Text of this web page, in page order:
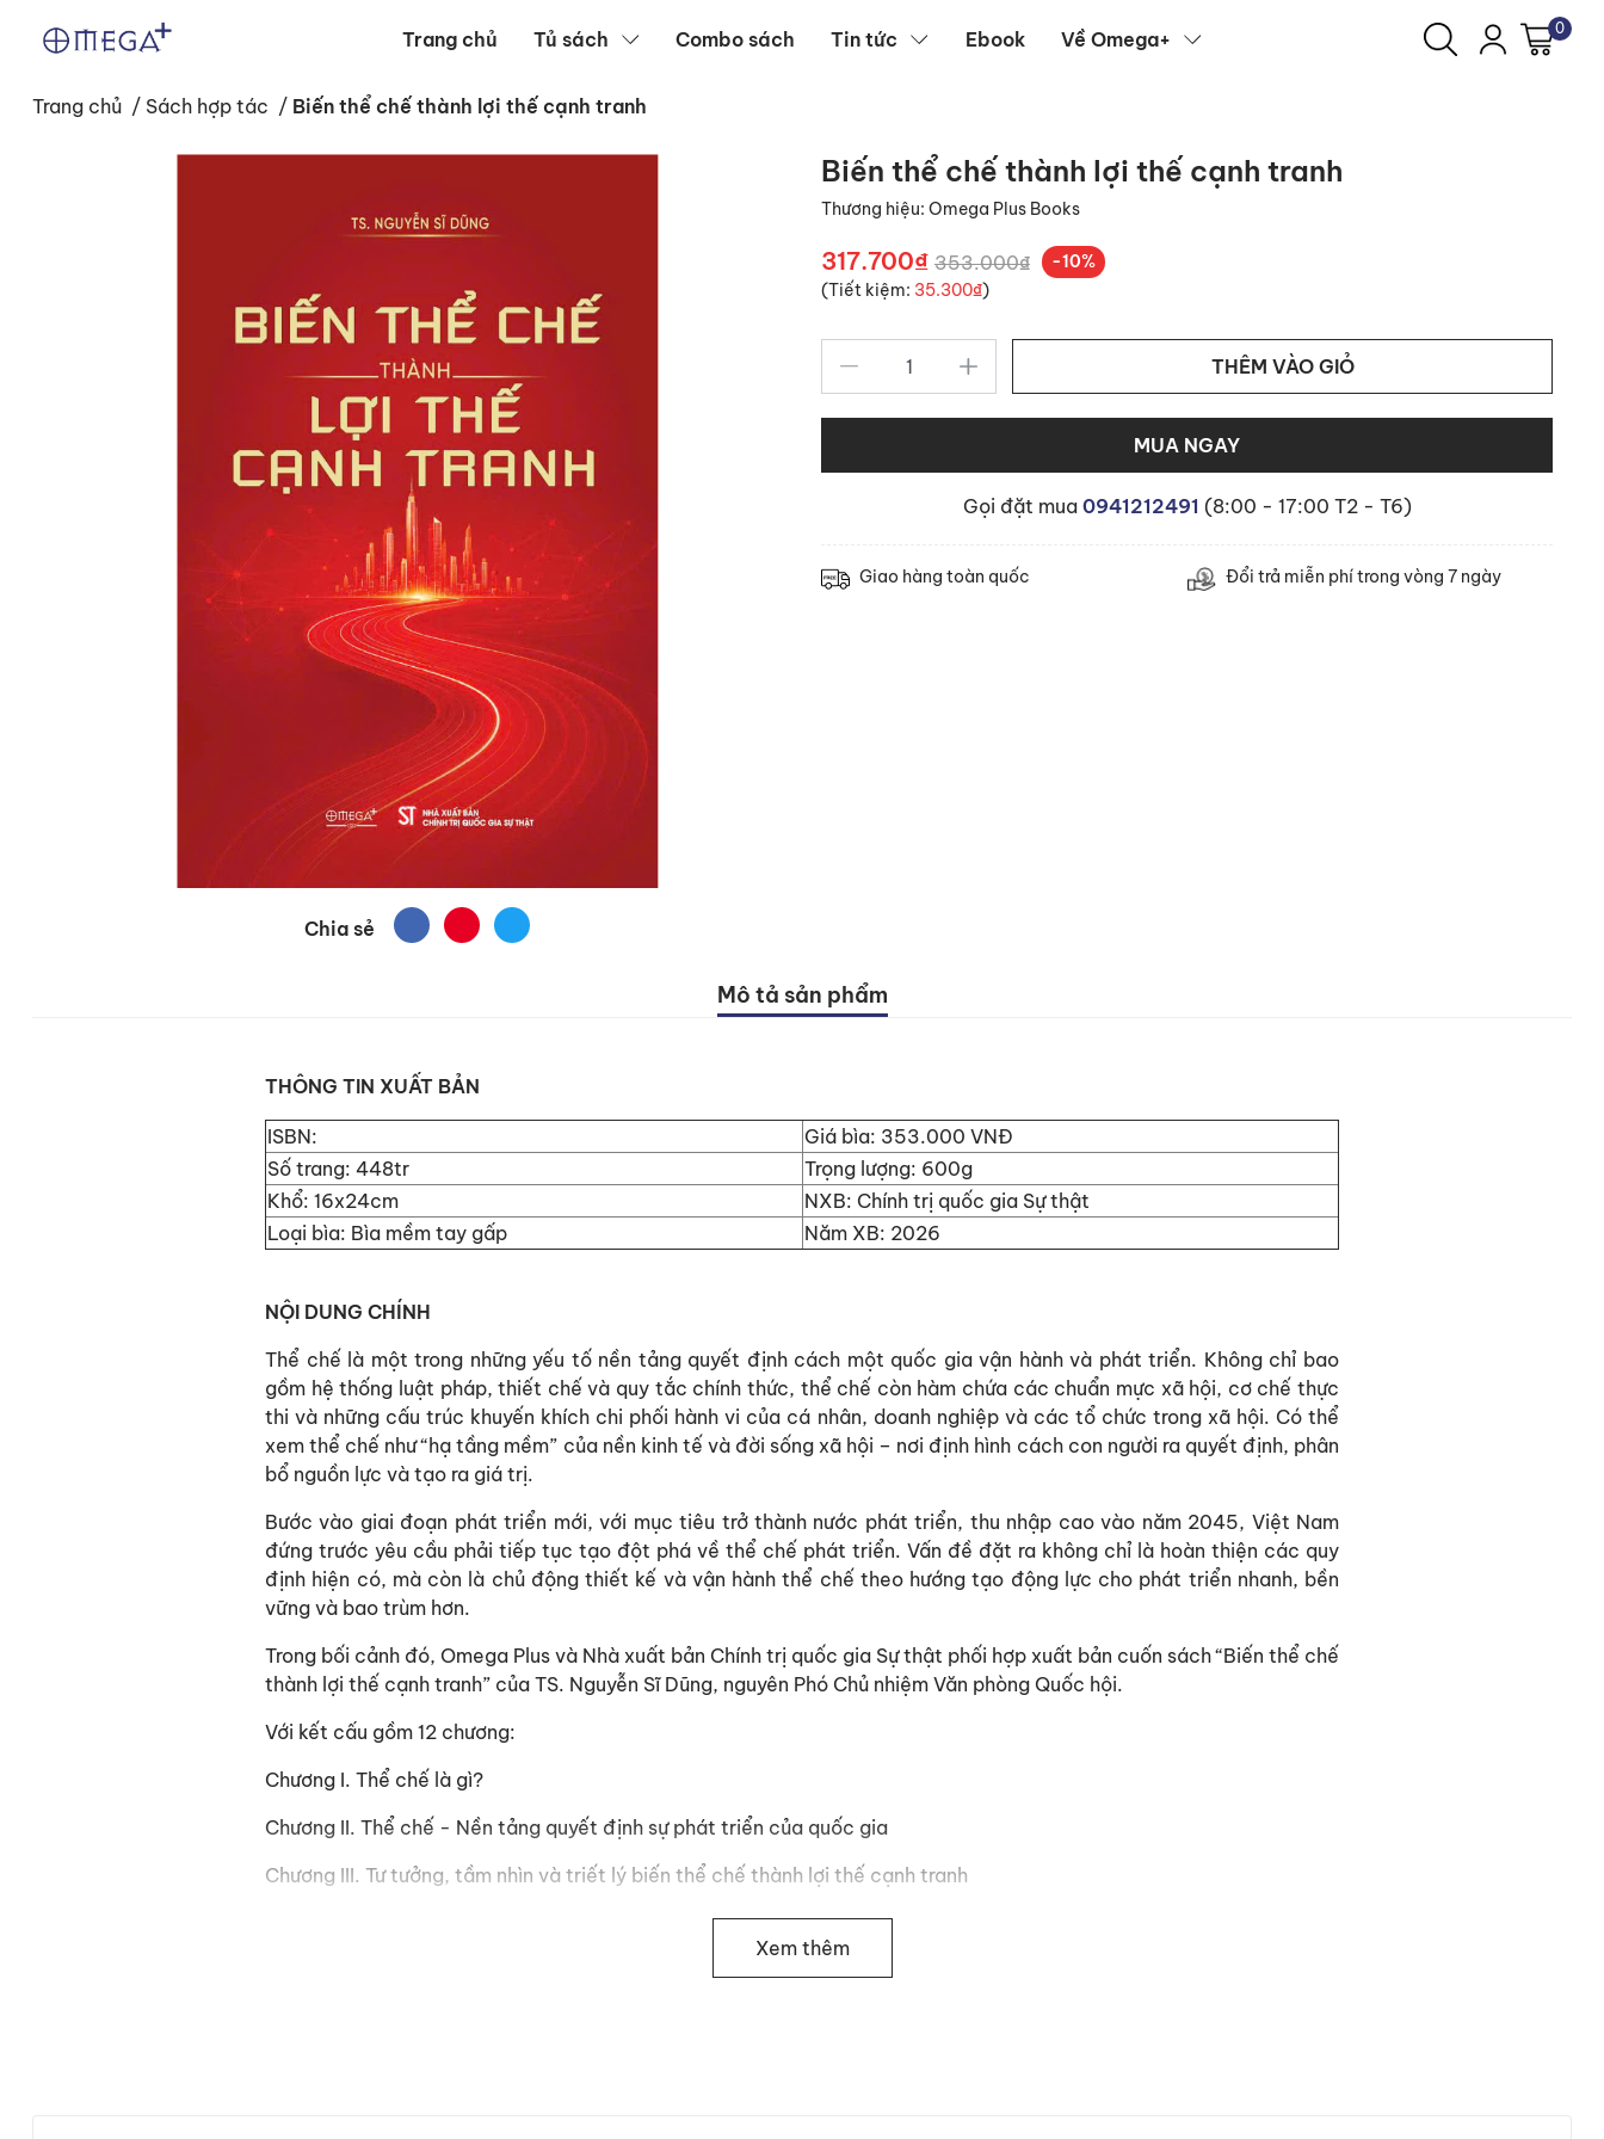
Trang chủ Tủ sách Combo sách Tin tức Ebook Về Omega+ 0
Trang chủ / Sách hợp tác / Biến thể chế thành lợi thế cạnh tranh
Chia sẻ
Biến thể chế thành lợi thế cạnh tranh
Thương hiệu: Omega Plus Books
317.700₫ 353.000₫
-10%
(Tiết kiệm: 35.300₫)
THÊM VÀO GIỎ
MUA NGAY
Gọi đặt mua 0941212491 (8:00 - 17:00 T2 - T6)
Giao hàng toàn quốc Đổi trả miễn phí trong vòng 7 ngày
Mô tả sản phẩm
THÔNG TIN XUẤT BẢN
ISBN:
Giá bìa: 353.000 VNĐ
Số trang: 448tr
Trọng lượng: 600g
Khổ: 16x24cm
NXB: Chính trị quốc gia Sự thật
Loại bìa: Bìa mềm tay gấp
Năm XB: 2026
NỘI DUNG CHÍNH
Thể chế là một trong những yếu tố nền tảng quyết định cách một quốc gia vận hành và phát triển. Không chỉ bao
gồm hệ thống luật pháp, thiết chế và quy tắc chính thức, thể chế còn hàm chứa các chuẩn mực xã hội, cơ chế thực
thi và những cấu trúc khuyến khích chi phối hành vi của cá nhân, doanh nghiệp và các tổ chức trong xã hội. Có thể
xem thể chế như “hạ tầng mềm” của nền kinh tế và đời sống xã hội – nơi định hình cách con người ra quyết định, phân
bổ nguồn lực và tạo ra giá trị.
Bước vào giai đoạn phát triển mới, với mục tiêu trở thành nước phát triển, thu nhập cao vào năm 2045, Việt Nam
đứng trước yêu cầu phải tiếp tục tạo đột phá về thể chế phát triển. Vấn đề đặt ra không chỉ là hoàn thiện các quy
định hiện có, mà còn là chủ động thiết kế và vận hành thể chế theo hướng tạo động lực cho phát triển nhanh, bền
vững và bao trùm hơn.
Trong bối cảnh đó, Omega Plus và Nhà xuất bản Chính trị quốc gia Sự thật phối hợp xuất bản cuốn sách “Biến thể chế
thành lợi thế cạnh tranh” của TS. Nguyễn Sĩ Dũng, nguyên Phó Chủ nhiệm Văn phòng Quốc hội.
Với kết cấu gồm 12 chương:
Chương I. Thể chế là gì?
Chương II. Thể chế - Nền tảng quyết định sự phát triển của quốc gia
Chương III. Tư tưởng, tầm nhìn và triết lý biến thể chế thành lợi thế cạnh tranh
Chương IV. Phương pháp luận cải cách thể chế - Từ tư tưởng đến hành động
Chương V. Thể chế Việt Nam trong so sánh quốc tế - Vị thế và những khoảng cách cần vượt qua
Xem thêm